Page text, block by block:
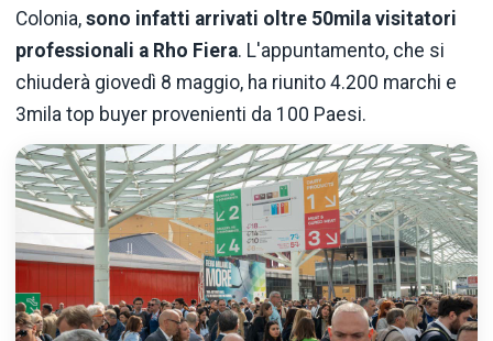
Colonia, sono infatti arrivati oltre 50mila visitatori
professionali a Rho Fiera. L'appuntamento, che si
chiuderà giovedì 8 maggio, ha riunito 4.200 marchi e
3mila top buyer provenienti da 100 Paesi.